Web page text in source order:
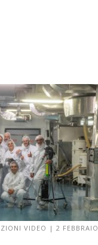
VIDEO | 2 FEBBRAIO